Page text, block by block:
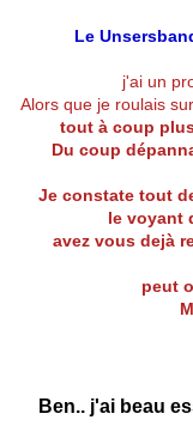
Le
j'ai un
Alors que je roulais
tout à coup
Du coup
Je constate tout
le voyant
avez vous dejà
peut
Ben.. j'ai beau